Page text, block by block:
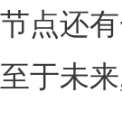
节点还
至于未